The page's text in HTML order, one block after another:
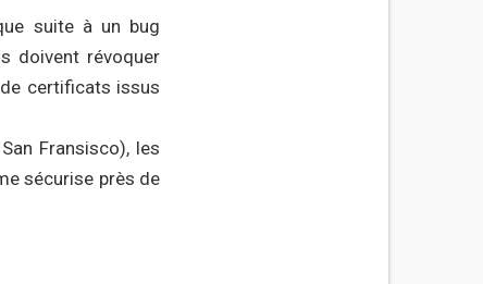
suite à un bug
doivent révoquer
certificats issus
Fransisco), les
sécurise près de